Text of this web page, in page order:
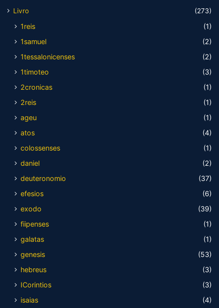
Livro
(273)
1reis
(1)
1samuel
(2)
1tessalonicenses
(2)
1timoteo
(3)
2cronicas
(1)
2reis
(1)
ageu
(1)
atos
(4)
colossenses
(1)
daniel
(2)
deuteronomio
(37)
efesios
(6)
exodo
(39)
fiipenses
(1)
galatas
(1)
genesis
(53)
hebreus
(3)
ICorintios
(3)
isaias
(4)